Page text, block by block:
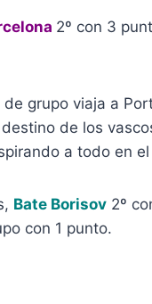
2º con 3
de grupo viaja a
de los
a todo en el
Bate Borisov 2º
con 1 punto.